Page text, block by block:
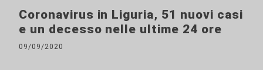
Coronavirus in Liguria, 51 nuovi casi
e un decesso nelle ultime 24 ore
09/09/2020